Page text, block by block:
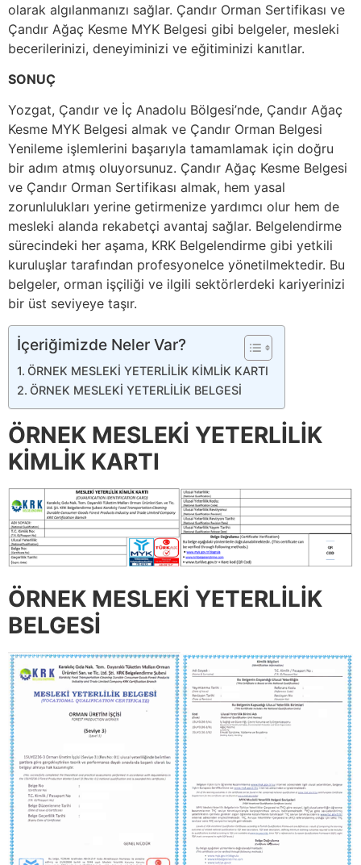
olarak algılanmanızı sağlar. Çandır Orman Sertifikası ve
Çandır Ağaç Kesme MYK Belgesi gibi belgeler, mesleki
becerilerinizi, deneyiminizi ve eğitiminizi kanıtlar.
SONUÇ
Yozgat, Çandır ve İç Anadolu Bölgesi’nde, Çandır Ağaç
Kesme MYK Belgesi almak ve Çandır Orman Belgesi
Yenileme işlemlerini başarıyla tamamlamak için doğru
bir adım atmış oluyorsunuz. Çandır Ağaç Kesme Belgesi
ve Çandır Orman Sertifikası almak, hem yasal
zorunlulukları yerine getirmenize yardımcı olur hem de
mesleki alanda rekabetçi avantaj sağlar. Belgelendirme
sürecindeki her aşama, KRK Belgelendirme gibi yetkili
kuruluşlar tarafından profesyonelce yönetilmektedir. Bu
belgeler, orman işçiliği ve ilgili sektörlerdeki kariyerinizi
bir üst seviyeye taşır.
İçeriğimizde Neler Var?
ÖRNEK MESLEKİ YETERLİLİK KİMLİK KARTI
ÖRNEK MESLEKİ YETERLİLİK BELGESİ
ÖRNEK MESLEKİ YETERLİLİK
KİMLİK KARTI
ÖRNEK MESLEKİ YETERLİLİK
BELGESİ